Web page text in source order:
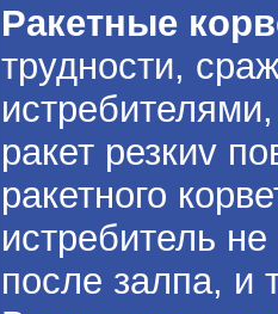
Ракетные
трудности,
ракет резкиv
ракетного
истребитель
после залпа, и